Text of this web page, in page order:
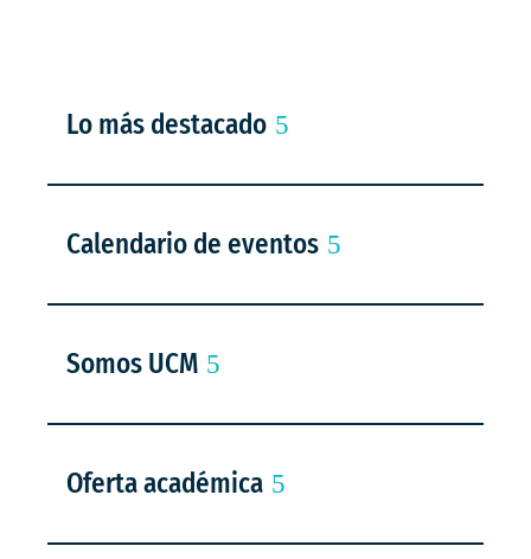
Lo más destacado
Calendario de eventos
Somos UCM
Oferta académica